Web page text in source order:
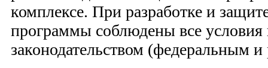
комплексе. При разработке и
программы соблюдены все условия
законодательством (федеральным